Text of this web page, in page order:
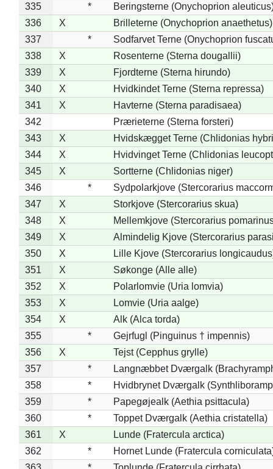
335
*
Beringsterne (Onychoprion
336
X
Brilleterne (Onychoprion anaethetus)
337
*
Sodfarvet Terne (Onychoprion
338
X
Rosenterne (Sterna dougallii)
339
X
Fjordterne (Sterna hirundo)
340
X
Hvidkindet Terne (Sterna repressa)
341
X
Havterne (Sterna paradisaea)
342
Prærieterne (Sterna forsteri)
343
X
Hvidskægget Terne (Chlidonias
344
X
Hvidvinget Terne (Chlidonias
345
X
Sortterne (Chlidonias niger)
346
*
Sydpolarkjove (Stercorarius
347
X
Storkjove (Stercorarius skua)
348
X
Mellemkjove (Stercorarius
349
X
Almindelig Kjove (Stercorarius
350
X
Lille Kjove (Stercorarius
351
X
Søkonge (Alle alle)
352
X
Polarlomvie (Uria lomvia)
353
X
Lomvie (Uria aalge)
354
X
Alk (Alca torda)
355
*
Gejrfugl (Pinguinus † impennis)
356
X
Tejst (Cepphus grylle)
357
*
Langnæbbet Dværgalk
358
*
Hvidbrynet Dværgalk
359
*
Papegøjealk (Aethia psittacula)
360
*
Toppet Dværgalk (Aethia cristatella)
361
X
Lunde (Fratercula arctica)
362
*
Hornet Lunde (Fratercula